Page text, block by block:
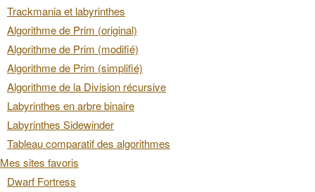
Trackmania et labyrinthes
Algorithme de Prim (original)
Algorithme de Prim (modifié)
Algorithme de Prim (simplifié)
Algorithme de la Division récursive
Labyrinthes en arbre binaire
Labyrinthes Sidewinder
Tableau comparatif des algorithmes
Mes sites favoris
Dwarf Fortress